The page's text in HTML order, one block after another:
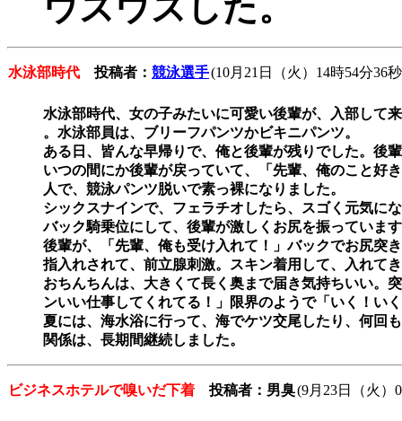
水泳部時代 投稿者： 競泳選手(10月21日（火）14時54分36
水泳部時代、女の子みたいに可愛い後輩が、入部して
。水泳部員は、ブリーフパンツかビキニパンツ。
ある日、皆んな早帰りで、俺と後輩が残りでした。後
いつの間にか後輩が戻っていて、「先輩、俺のこと好
人で、競泳パンツ脱いで素っ裸になりました。
シックスナインで、フェラチオしたら、スゴく元気に
バック騎乗位にして、後輩が激しくお尻を振っていま
後輩が、「先輩、俺も受け入れて！」バックでお尻突
指入れされて、前立腺刺激。スキン着用して、入れて
おちんちんは、大きくて長く奥まで届き気持ちいい。
ンいい仕事してくれてる！」限界のようで「いく！い
夏には、海水浴に行って、海でケツ交尾したり、何回
ビジネスホテルで嗅いだ下着 投稿者：男臭(9月23日（火）